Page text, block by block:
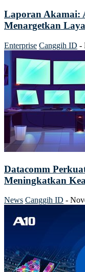
Laporan Akamai:
Menargetkan
Enterprise Canggih ID -
Datacomm
Meningkatkan
News Canggih ID -